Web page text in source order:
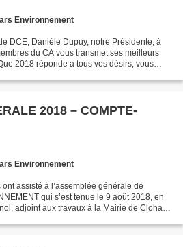
Environnement
DCE, Danièle Dupuy, notre Présidente, à
du CA vous transmet ses meilleurs
2018 réponde à tous vos désirs, vous
2018 – COMPTE-
Environnement
assisté à l’assemblée générale de
qui s’est tenue le 9 août 2018, en
adjoint aux travaux à la Mairie de Clohars-